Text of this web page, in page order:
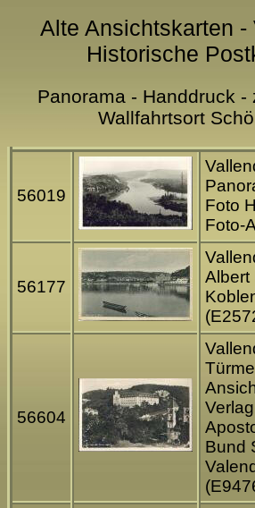
Alte Ansichtskarten -
Historische
Panorama - Handdruck -
Wallfahrtsort
56019
Foto
Foto-
56177
Albert
56604
Verlag
Bund